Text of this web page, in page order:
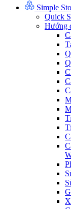
Simple
Quick
Hướng